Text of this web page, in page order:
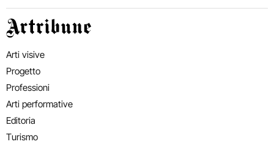
Artribune
Arti visive
Progetto
Professioni
Arti performative
Editoria
Turismo